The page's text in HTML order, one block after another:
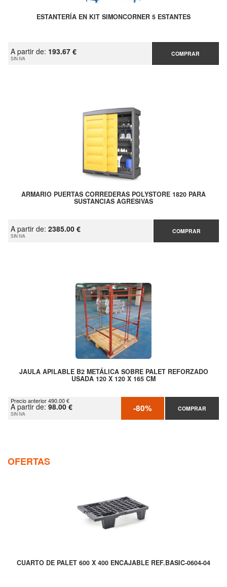
ESTANTERÍA EN KIT SIMONCORNER 5 ESTANTES
A partir de: 193.67 €
SIN IVA
COMPRAR
ARMARIO PUERTAS CORREDERAS POLYSTORE 1820 PARA
SUSTANCIAS AGRESIVAS
A partir de: 2385.00 €
SIN IVA
COMPRAR
JAULA APILABLE B2 METÁLICA SOBRE PALET REFORZADO
USADA 120 X 120 X 165 CM
Precio anterior 490.00 €
A partir de: 98.00 €
SIN IVA -80% COMPRAR
OFERTAS
CUARTO DE PALET 600 X 400 ENCAJABLE REF.BASIC-0604-04